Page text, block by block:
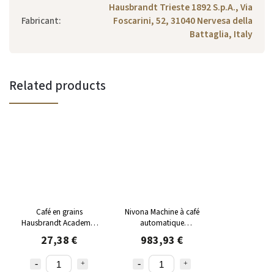
Fabricant:
Hausbrandt Trieste 1892 S.p.A., Via
Foscarini, 52, 31040 Nervesa della
Battaglia, Italy
Related products
Café en grains
Hausbrandt Academia
1kg
27,38 €
Nivona Machine à café
automatique
CafeRomatica NICR 799
Acier/Chrome
983,93 €